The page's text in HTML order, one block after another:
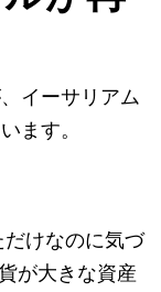
イーサリアム
ます。
けなのに気づ
が大きな資産